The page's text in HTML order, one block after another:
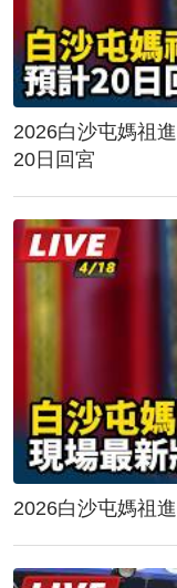
2026白沙屯媽祖
20日回宮
2026白沙屯媽祖